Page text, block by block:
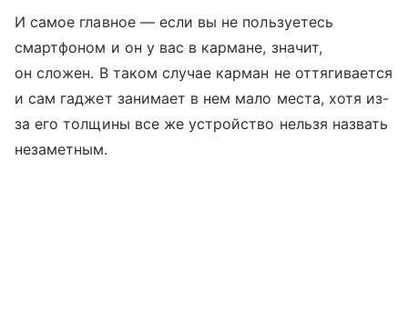
И самое главное — если вы не пользуетесь
смартфоном и он у вас в кармане, значит,
он сложен. В таком случае карман не оттягивается
и сам гаджет занимает в нем мало места, хотя из-
за его толщины все же устройство нельзя назвать
незаметным.